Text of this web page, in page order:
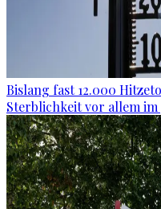
Bislang fast 12.000
Sterblichkeit vor allem im